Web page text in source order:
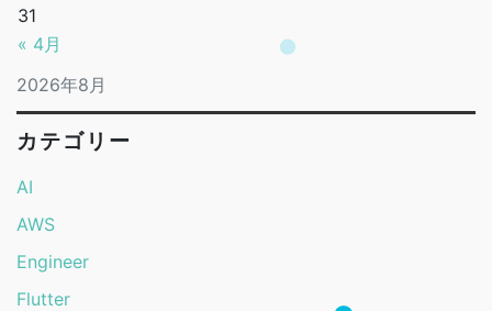
2026年8月
« 4月
31
カテゴリー
AI
AWS
Engineer
Flutter